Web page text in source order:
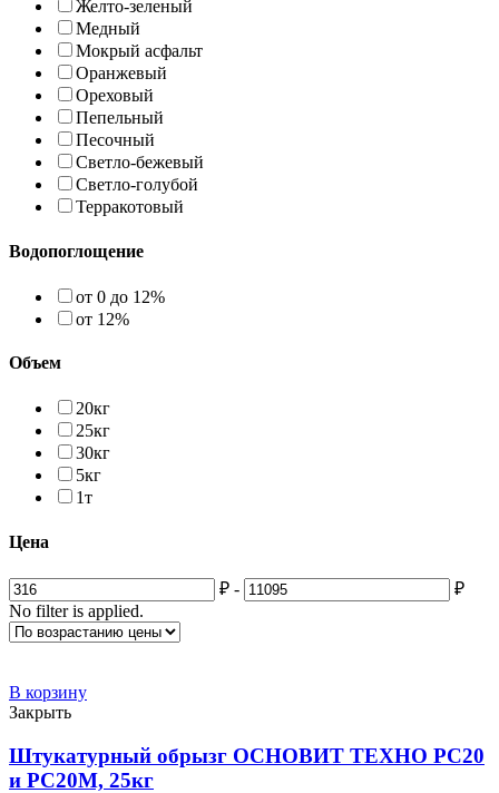
Желто-зеленый
Медный
Мокрый асфальт
Оранжевый
Ореховый
Пепельный
Песочный
Светло-бежевый
Светло-голубой
Терракотовый
Водопоглощение
от 0 до 12%
от 12%
Объем
20кг
25кг
30кг
5кг
1т
Цена
₽ -
₽
No filter is applied.
В корзину
Закрыть
Штукатурный обрызг ОСНОВИТ ТЕХНО PC20
и PC20M, 25кг